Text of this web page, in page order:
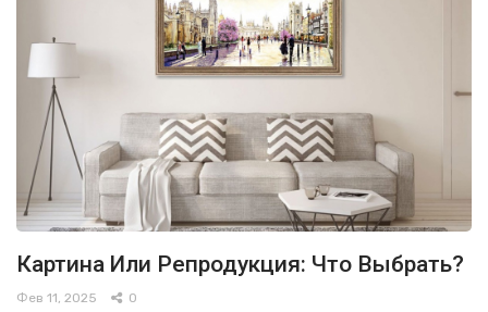
Картина Или Репродукция: Что Выбрать?
Фев 11, 2025 0